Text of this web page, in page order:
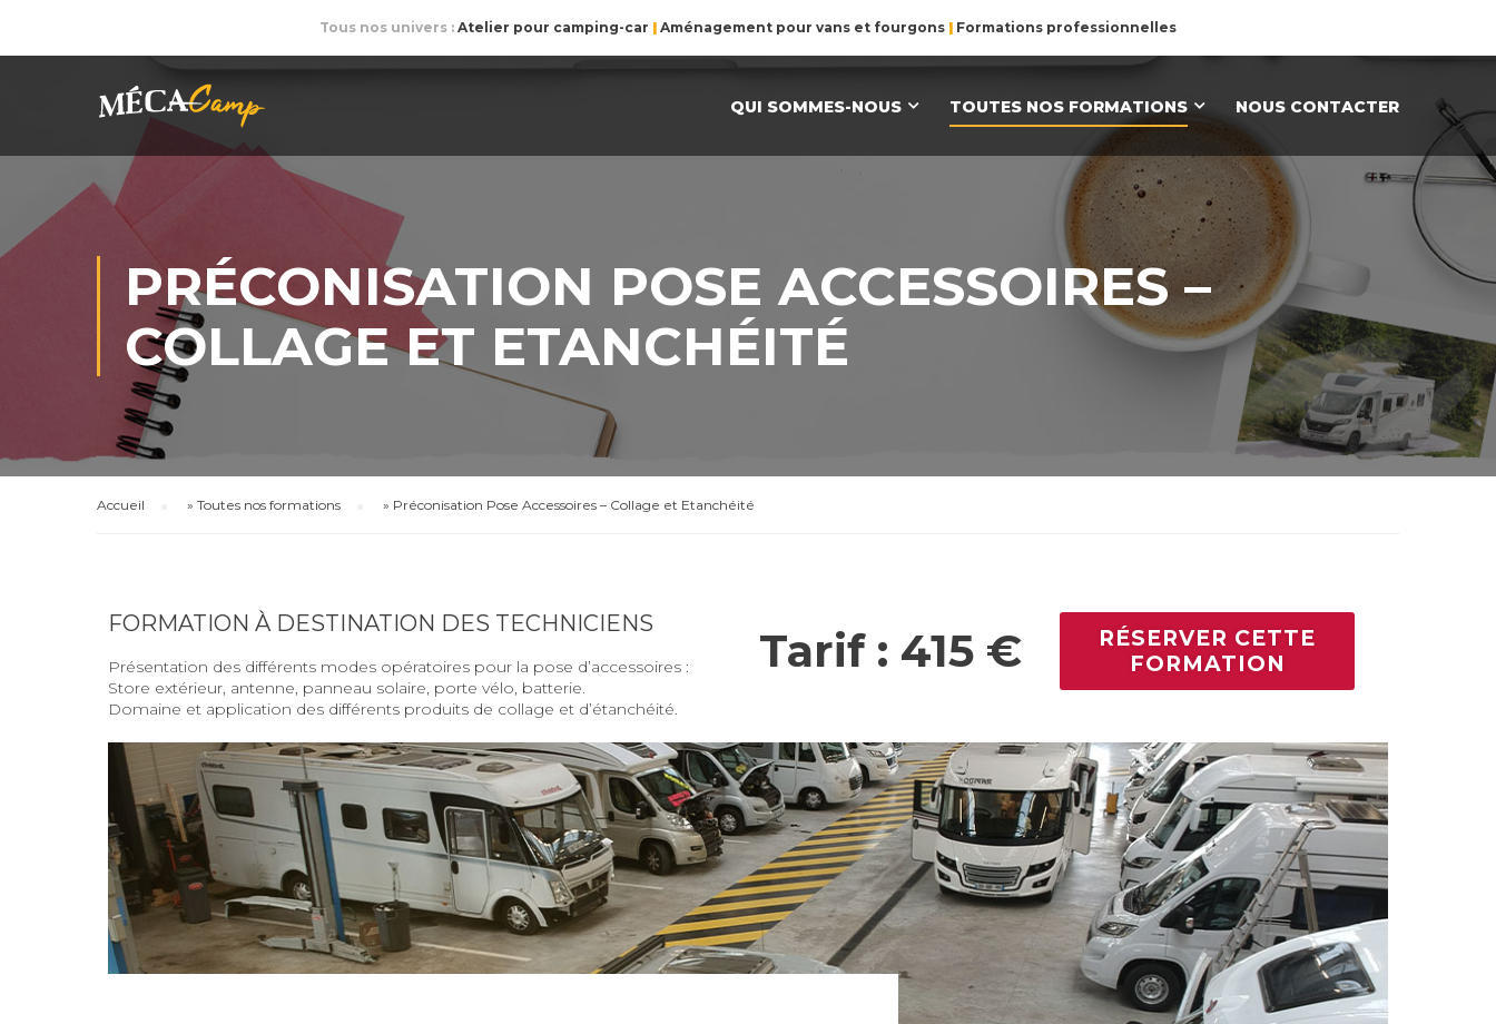
Tous nos univers : Atelier pour camping-car | Aménagement pour vans et fourgons | Formations professionnelles
QUI SOMMES-NOUS TOUTES NOS FORMATIONS NOUS CONTACTER
PRÉCONISATION POSE ACCESSOIRES –
COLLAGE ET ETANCHÉITÉ
Accueil » Toutes nos formations » Préconisation Pose Accessoires – Collage et Etanchéité
FORMATION À DESTINATION DES TECHNICIENS
Présentation des différents modes opératoires pour la pose d’accessoires :
Store extérieur, antenne, panneau solaire, porte vélo, batterie.
Domaine et application des différents produits de collage et d’étanchéité.
Tarif : 415 €
RÉSERVER CETTE
FORMATION